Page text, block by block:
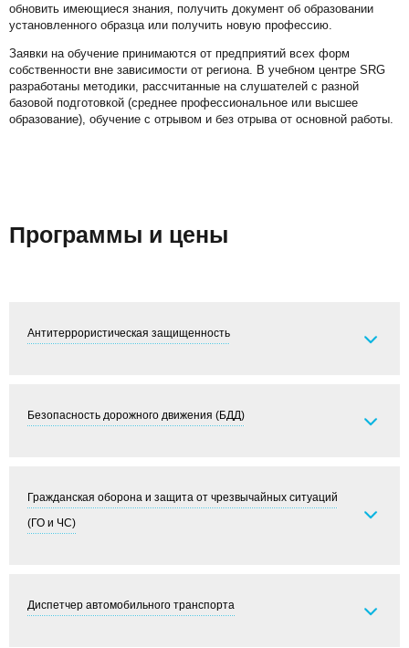
обновить имеющиеся знания, получить документ об образовании
установленного образца или получить новую профессию.
Заявки на обучение принимаются от предприятий всех форм
собственности вне зависимости от региона. В учебном центре SRG
разработаны методики, рассчитанные на слушателей с разной
базовой подготовкой (среднее профессиональное или высшее
образование), обучение с отрывом и без отрыва от основной работы.
Программы и цены
Антитеррористическая защищенность
Безопасность дорожного движения (БДД)
Гражданская оборона и защита от чрезвычайных ситуаций
(ГО и ЧС)
Диспетчер автомобильного транспорта